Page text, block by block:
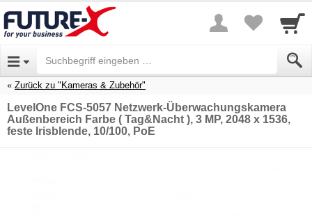
Zurück zu "Kameras & Zubehör"
LevelOne FCS-5057 Netzwerk-Überwachungskamera
Außenbereich Farbe ( Tag&Nacht ), 3 MP, 2048 x 1536,
feste Irisblende, 10/100, PoE